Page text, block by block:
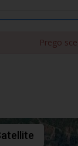
Prego